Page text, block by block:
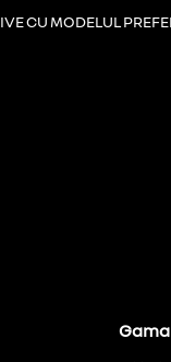
CU MODELUL